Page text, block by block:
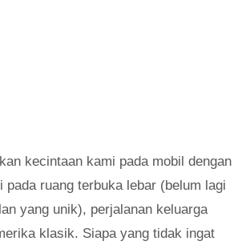
kecintaan kami pada mobil dengan
pada ruang terbuka lebar (belum lagi
yang unik), perjalanan keluarga
klasik. Siapa yang tidak ingat